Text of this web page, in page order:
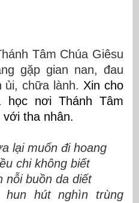
Tâm Chúa Giêsu
gặp gian nan, đau
chữa lành. Xin cho
học nơi Thánh Tâm
với tha nhân.
lại muốn đi hoang
chi không biết
in nỗi buồn da diết
hun hút nghìn trùng